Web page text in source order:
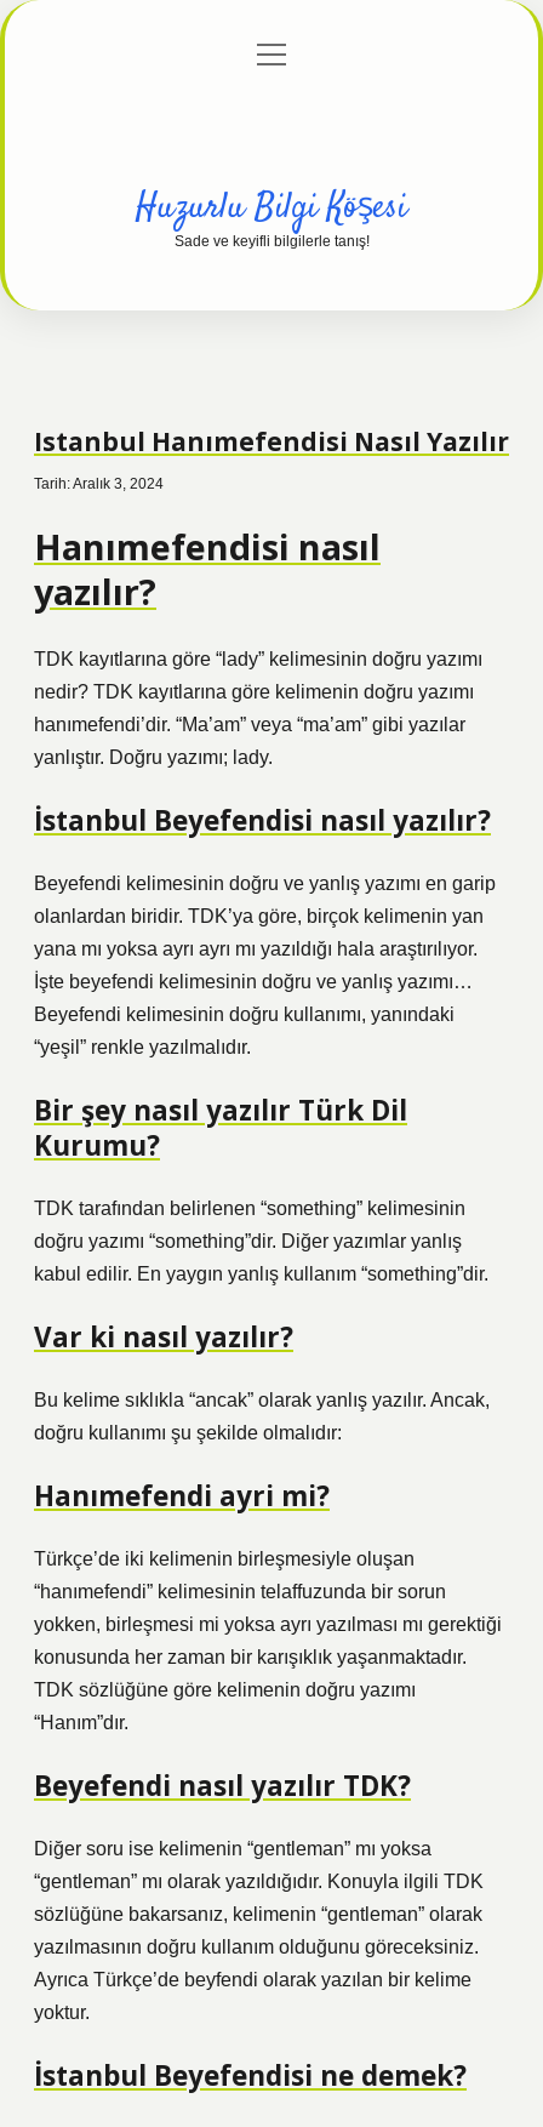
Gizlilik Politikası
menüyü
Huzurlu Bilgi Köşesi
Sade ve keyifli bilgilerle tanış!
Istanbul Hanımefendisi Nasıl Yazılır
Tarih: Aralık 3, 2024
Hanımefendisi nasıl
yazılır?
TDK kayıtlarına göre “lady” kelimesinin doğru yazımı
nedir? TDK kayıtlarına göre kelimenin doğru yazımı
hanımefendi’dir. “Ma’am” veya “ma’am” gibi yazılar
yanlıştır. Doğru yazımı; lady.
İstanbul Beyefendisi nasıl yazılır?
Beyefendi kelimesinin doğru ve yanlış yazımı en garip
olanlardan biridir. TDK’ya göre, birçok kelimenin yan
yana mı yoksa ayrı ayrı mı yazıldığı hala araştırılıyor.
İşte beyefendi kelimesinin doğru ve yanlış yazımı…
Beyefendi kelimesinin doğru kullanımı, yanındaki
“yeşil” renkle yazılmalıdır.
Bir şey nasıl yazılır Türk Dil
Kurumu?
TDK tarafından belirlenen “something” kelimesinin
doğru yazımı “something”dir. Diğer yazımlar yanlış
kabul edilir. En yaygın yanlış kullanım “something”dir.
Var ki nasıl yazılır?
Bu kelime sıklıkla “ancak” olarak yanlış yazılır. Ancak,
doğru kullanımı şu şekilde olmalıdır:
Hanımefendi ayri mi?
Türkçe’de iki kelimenin birleşmesiyle oluşan
“hanımefendi” kelimesinin telaffuzunda bir sorun
yokken, birleşmesi mi yoksa ayrı yazılması mı gerektiği
konusunda her zaman bir karışıklık yaşanmaktadır.
TDK sözlüğüne göre kelimenin doğru yazımı
“Hanım”dır.
Beyefendi nasıl yazılır TDK?
Diğer soru ise kelimenin “gentleman” mı yoksa
“gentleman” mı olarak yazıldığıdır. Konuyla ilgili TDK
sözlüğüne bakarsanız, kelimenin “gentleman” olarak
yazılmasının doğru kullanım olduğunu göreceksiniz.
Ayrıca Türkçe’de beyfendi olarak yazılan bir kelime
yoktur.
İstanbul Beyefendisi ne demek?